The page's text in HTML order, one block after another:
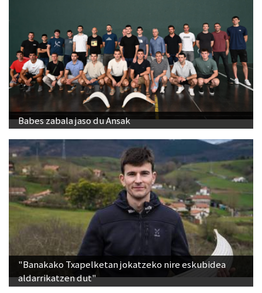
Babes zabala jaso du Ansak
"Banakako Txapelketan jokatzeko nire eskubidea
aldarrikatzen dut"